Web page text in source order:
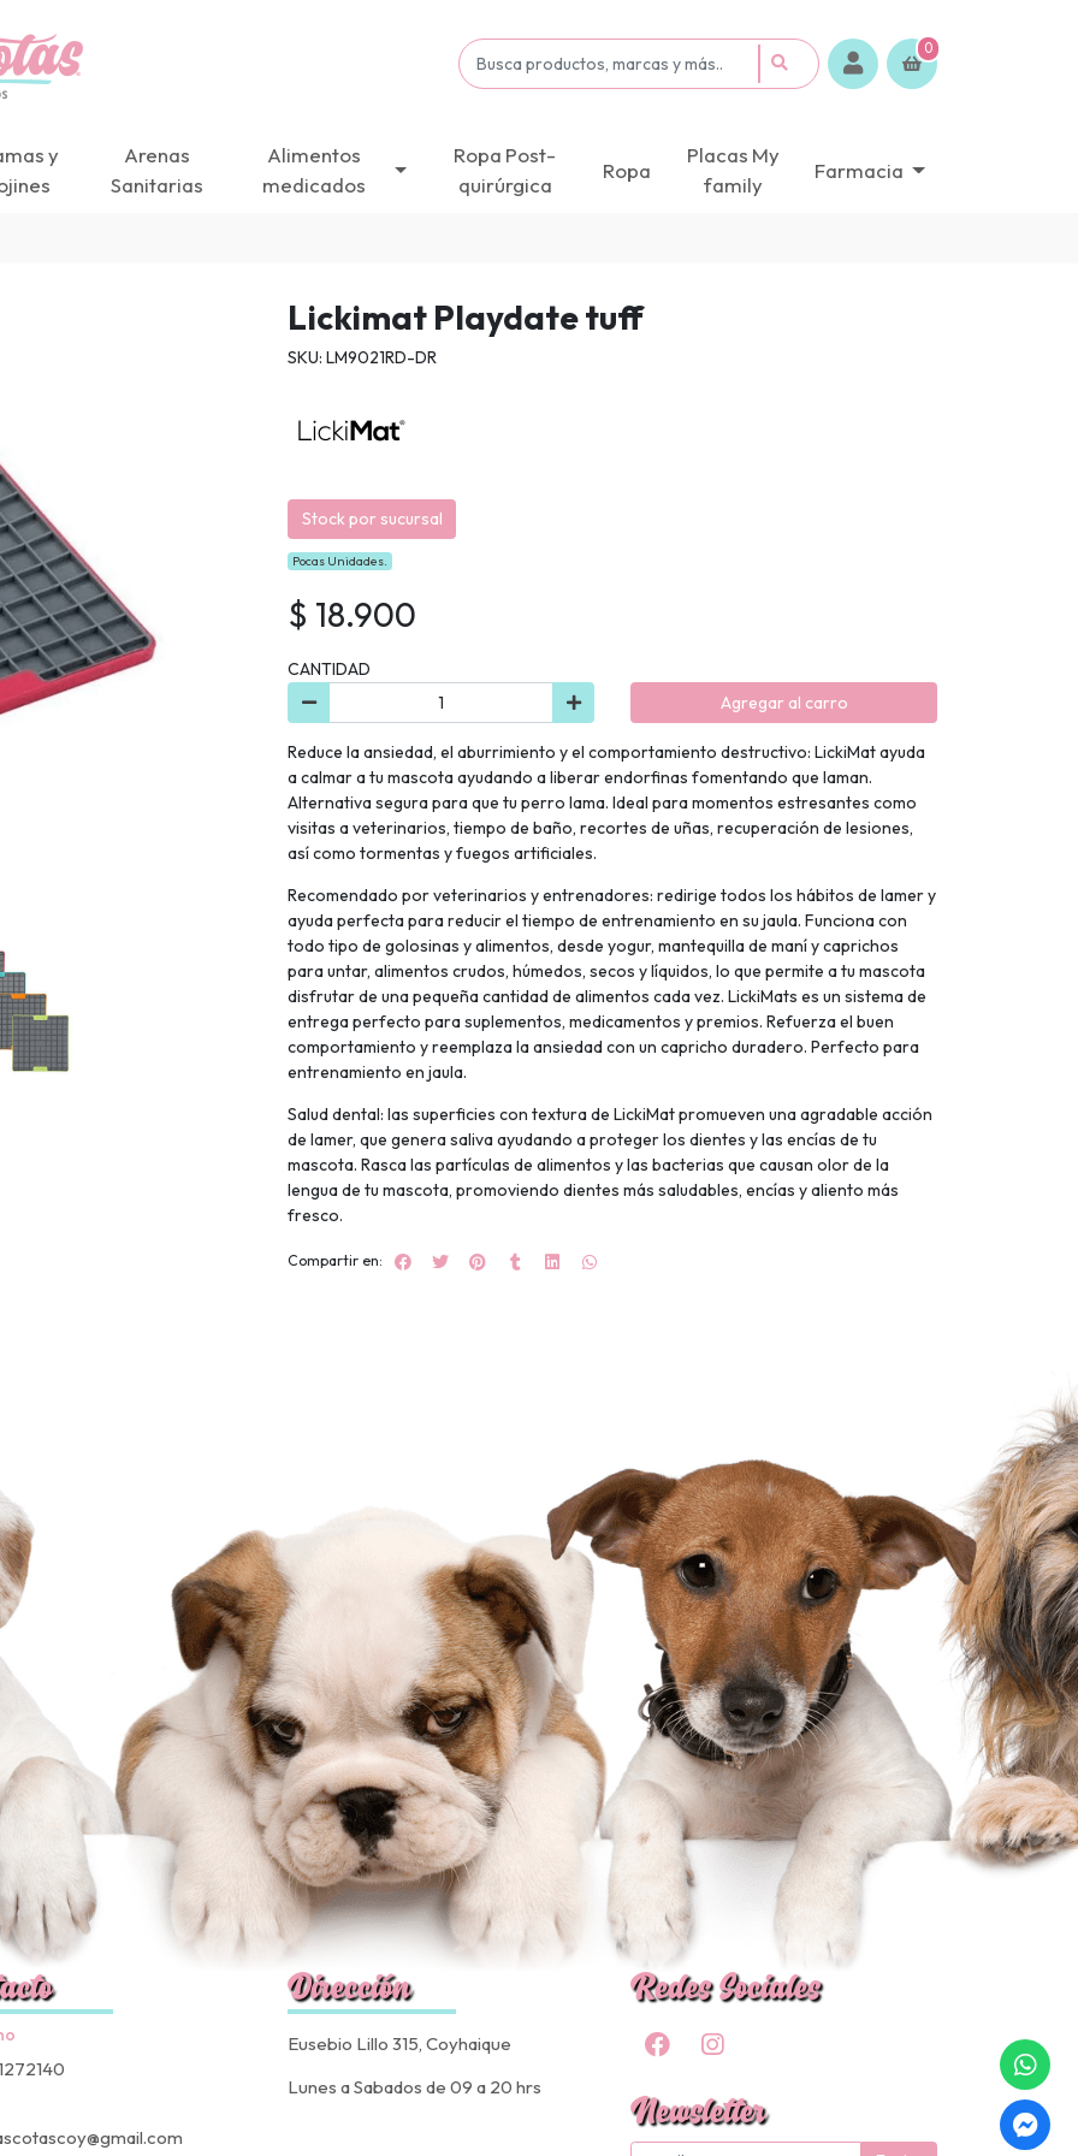
0
y
Arenas
Sanitarias
Alimentos
medicados
Ropa Post-
quirúrgica
Ropa
Placas My
family
Farmacia
Lickimat Playdate tuff
SKU: LM9021RD-DR
Stock por sucursal
Pocas Unidades.
$ 18.900
CANTIDAD
Agregar al carro
Reduce la ansiedad, el aburrimiento y el comportamiento destructivo: LickiMat ayuda
a calmar a tu mascota ayudando a liberar endorfinas fomentando que laman.
Alternativa segura para que tu perro lama. Ideal para momentos estresantes como
visitas a veterinarios, tiempo de baño, recortes de uñas, recuperación de lesiones,
así como tormentas y fuegos artificiales.
Recomendado por veterinarios y entrenadores: redirige todos los hábitos de lamer y
ayuda perfecta para reducir el tiempo de entrenamiento en su jaula. Funciona con
todo tipo de golosinas y alimentos, desde yogur, mantequilla de maní y caprichos
para untar, alimentos crudos, húmedos, secos y líquidos, lo que permite a tu mascota
disfrutar de una pequeña cantidad de alimentos cada vez. LickiMats es un sistema de
entrega perfecto para suplementos, medicamentos y premios. Refuerza el buen
comportamiento y reemplaza la ansiedad con un capricho duradero. Perfecto para
entrenamiento en jaula.
Salud dental: las superficies con textura de LickiMat promueven una agradable acción
de lamer, que genera saliva ayudando a proteger los dientes y las encías de tu
mascota. Rasca las partículas de alimentos y las bacterias que causan olor de la
lengua de tu mascota, promoviendo dientes más saludables, encías y aliento más
fresco.
Compartir en:
Dirección
Eusebio Lillo 315, Coyhaique
Lunes a Sabados de 09 a 20 hrs
Redes Sociales
Newsletter